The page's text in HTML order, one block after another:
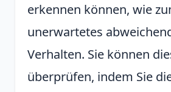
erkennen können, wie
unerwartetes
Verhalten. Sie können
überprüfen, indem Sie